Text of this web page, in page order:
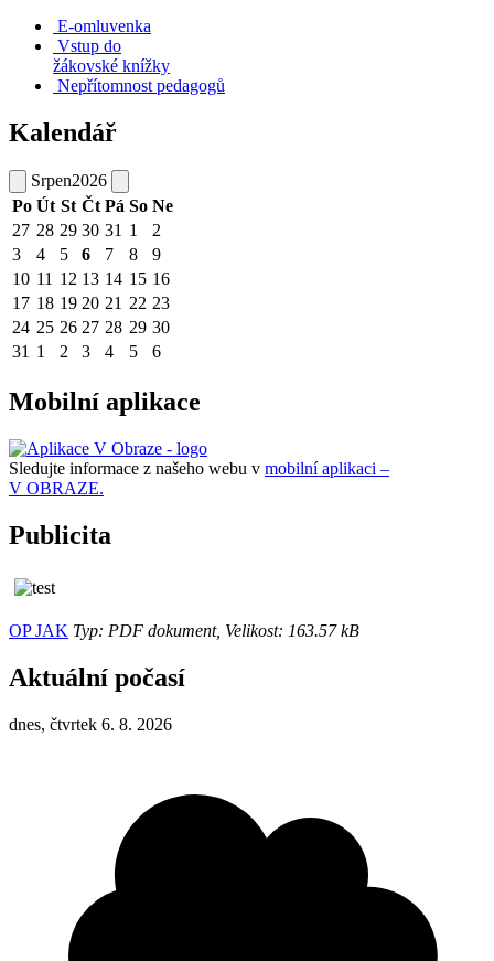
E-omluvenka
Vstup do
žákovské knížky
Nepřítomnost pedagogů
Kalendář
Srpen2026
Po Út St Čt Pá So Ne
27 28 29 30 31 1
2
3
4 5 6 7 8
9
10 11 12 13 14 15 16
17 18 19 20 21 22 23
24 25 26 27 28 29 30
31 1 2 3 4 5 6
Mobilní aplikace
Sledujte informace z našeho webu v mobilní aplikaci –
V OBRAZE.
Publicita
OP JAK Typ: PDF dokument, Velikost: 163.57 kB
Aktuální počasí
dnes, čtvrtek 6. 8. 2026